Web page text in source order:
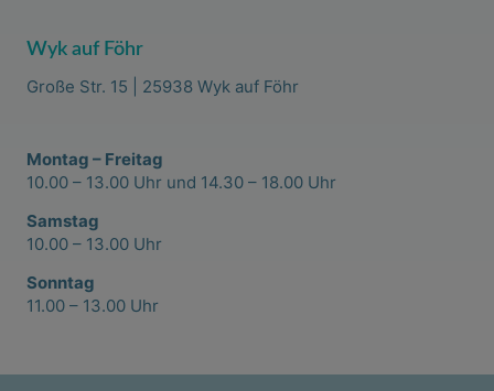
Wyk auf Föhr
Große Str. 15 | 25938 Wyk auf Föhr
Montag – Freitag
10.00 – 13.00 Uhr und 14.30 – 18.00 Uhr
Samstag
10.00 – 13.00 Uhr
Sonntag
11.00 – 13.00 Uhr